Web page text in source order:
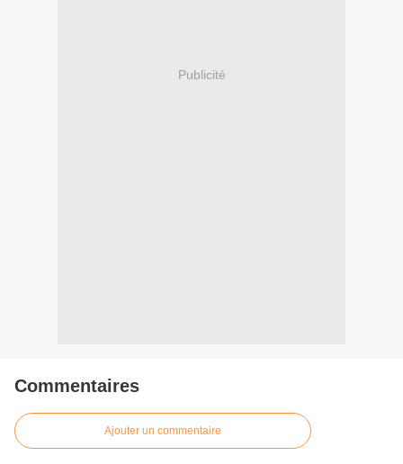
Publicité
Commentaires
Ajouter un commentaire